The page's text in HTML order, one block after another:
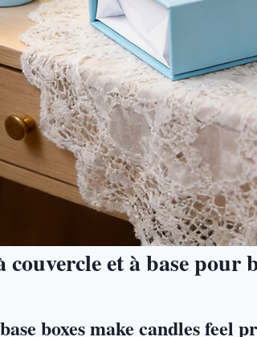
couvercle et à base pour
boxes make candles feel